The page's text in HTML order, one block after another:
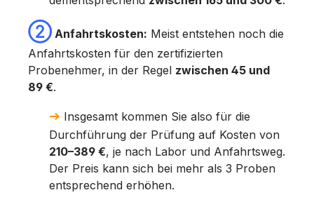
➁ Anfahrtskosten: Meist entstehen noch die
Anfahrtskosten für den zertifizierten
Probenehmer, in der Regel zwischen 45 und
89 €.
➔ Insgesamt kommen Sie also für die
Durchführung der Prüfung auf Kosten von
210–389 €, je nach Labor und Anfahrtsweg.
Der Preis kann sich bei mehr als 3 Proben
entsprechend erhöhen.